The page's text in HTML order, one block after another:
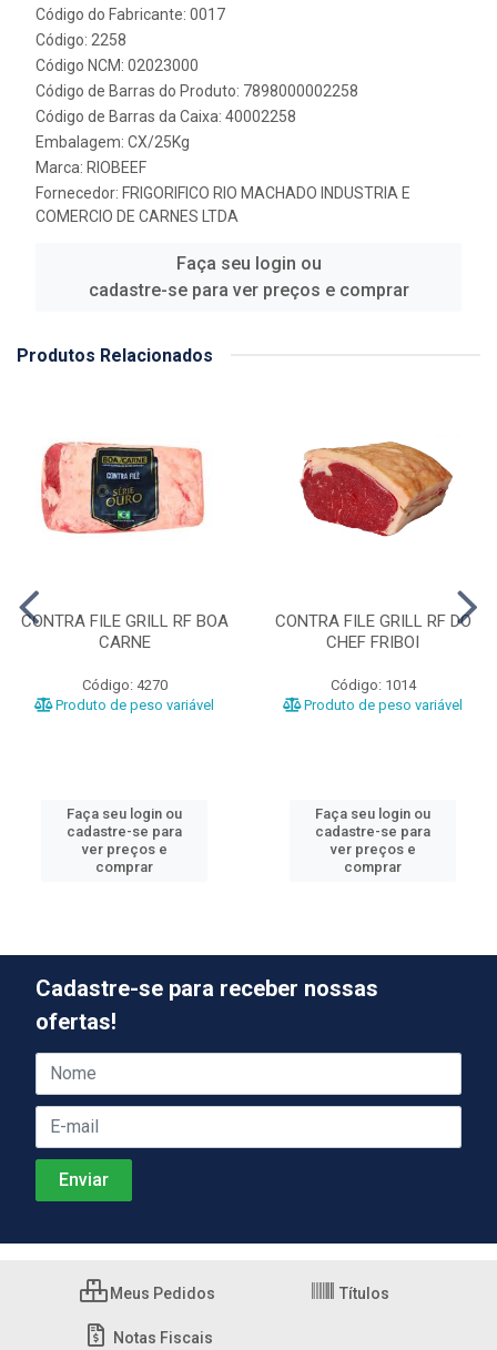
Código do Fabricante: 0017
Código: 2258
Código NCM: 02023000
Código de Barras do Produto: 7898000002258
Código de Barras da Caixa: 40002258
Embalagem: CX/25Kg
Marca: RIOBEEF
Fornecedor: FRIGORIFICO RIO MACHADO INDUSTRIA E
COMERCIO DE CARNES LTDA
Faça seu login ou
cadastre-se para ver preços e comprar
Produtos Relacionados
CONTRA FILE GRILL RF BOA
CARNE
Código: 4270
Produto de peso variável
Faça seu login ou
cadastre-se para
ver preços e
comprar
CONTRA FILE GRILL RF DO
CHEF FRIBOI
Código: 1014
Produto de peso variável
Faça seu login ou
cadastre-se para
ver preços e
comprar
Cadastre-se para receber nossas
ofertas!
Meus Pedidos Títulos
Notas Fiscais